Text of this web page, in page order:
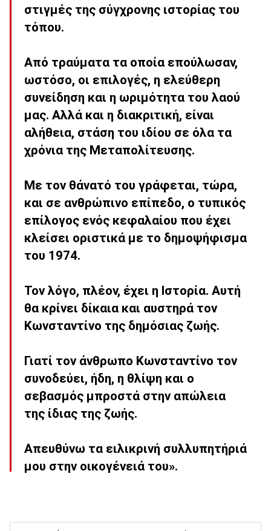
στιγμές της σύγχρονης ιστορίας του
τόπου.
Από τραύματα τα οποία επούλωσαν,
ωστόσο, οι επιλογές, η ελεύθερη
συνείδηση και η ωριμότητα του λαού
μας. Αλλά και η διακριτική, είναι
αλήθεια, στάση του ιδίου σε όλα τα
χρόνια της Μεταπολίτευσης.
Με τον θάνατό του γράφεται, τώρα,
και σε ανθρώπινο επίπεδο, ο τυπικός
επίλογος ενός κεφαλαίου που έχει
κλείσει οριστικά με το δημοψήφισμα
του 1974.
Τον λόγο, πλέον, έχει η Ιστορία. Αυτή
θα κρίνει δίκαια και αυστηρά τον
Κωνσταντίνο της δημόσιας ζωής.
Γιατί τον άνθρωπο Κωνσταντίνο τον
συνοδεύει, ήδη, η θλίψη και ο
σεβασμός μπροστά στην απώλεια
της ίδιας της ζωής.
Απευθύνω τα ειλικρινή συλλυπητήριά
μου στην οικογένειά του».